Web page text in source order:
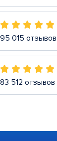
95 015 отзывов
83 512 отзывов